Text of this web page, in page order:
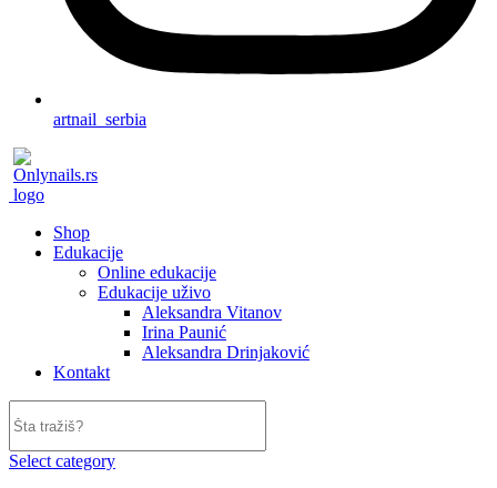
artnail_serbia
Shop
Edukacije
Online edukacije
Edukacije uživo
Aleksandra Vitanov
Irina Paunić
Aleksandra Drinjaković
Kontakt
Select category